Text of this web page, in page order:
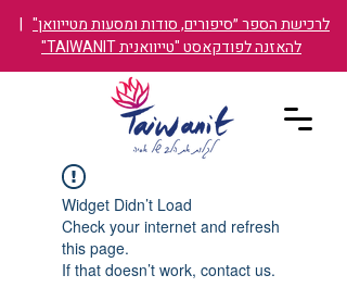
לרכישת הספר ״סיפורים, סודות ומסעות מטייוואן" |
להאזנה לפודקאסט "טייוואנית TAIWANIT"
Widget Didn’t Load
Check your internet and refresh
this page.
If that doesn’t work, contact us.